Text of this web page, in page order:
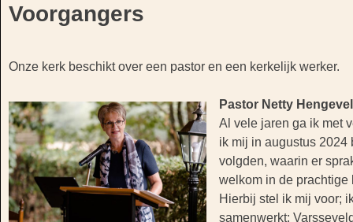
Voorgangers
Onze kerk beschikt over een pastor en een kerkelijk werker.
Pastor Netty
Al vele jaren ga ik met
ik mij in augustus 2024
volgden, waarin er
welkom in de prachtige
Hierbij stel ik mij voor;
samenwerkt: